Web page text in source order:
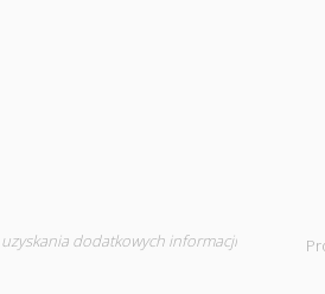
dodatkowych informacji